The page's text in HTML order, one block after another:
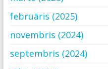
februāris (2025)
novembris (2024)
septembris (2024)